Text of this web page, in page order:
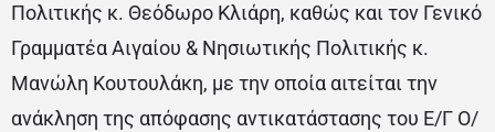
Πολιτικής κ. Θεόδωρο Κλιάρη, καθώς και τον Γενικό
Γραμματέα Αιγαίου & Νησιωτικής Πολιτικής κ.
Μανώλη Κουτουλάκη, με την οποία αιτείται την
ανάκληση της απόφασης αντικατάστασης του Ε/Γ Ο/